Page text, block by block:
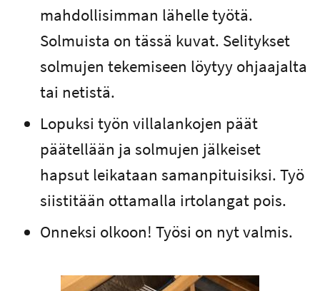
mahdollisimman lähelle työtä.
Solmuista on tässä kuvat. Selitykset
solmujen tekemiseen löytyy ohjaajalta
tai netistä.
Lopuksi työn villalankojen päät
päätellään ja solmujen jälkeiset
hapsut leikataan samanpituisiksi. Työ
siistitään ottamalla irtolangat pois.
Onneksi olkoon! Työsi on nyt valmis.